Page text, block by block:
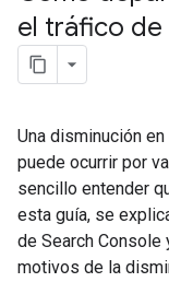
el tráfico de
Una disminución
puede ocurrir por
sencillo entender
esta guía, se
de Search Console
motivos de la